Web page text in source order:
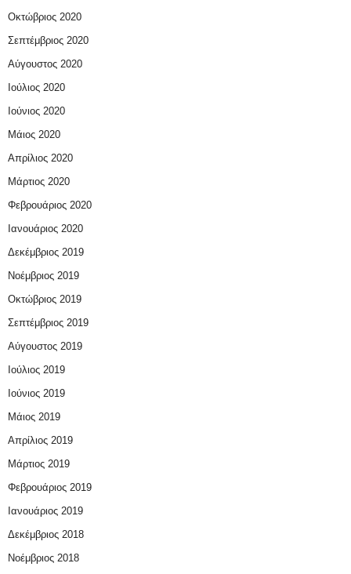
Οκτώβριος 2020
Σεπτέμβριος 2020
Αύγουστος 2020
Ιούλιος 2020
Ιούνιος 2020
Μάιος 2020
Απρίλιος 2020
Μάρτιος 2020
Φεβρουάριος 2020
Ιανουάριος 2020
Δεκέμβριος 2019
Νοέμβριος 2019
Οκτώβριος 2019
Σεπτέμβριος 2019
Αύγουστος 2019
Ιούλιος 2019
Ιούνιος 2019
Μάιος 2019
Απρίλιος 2019
Μάρτιος 2019
Φεβρουάριος 2019
Ιανουάριος 2019
Δεκέμβριος 2018
Νοέμβριος 2018